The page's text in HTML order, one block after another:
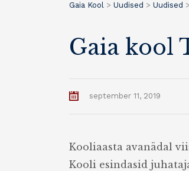
Gaia Kool > Uudised > Uudised >
Gaia kool
september 11, 2019
Kooliaasta avanädal
Kooli esindasid